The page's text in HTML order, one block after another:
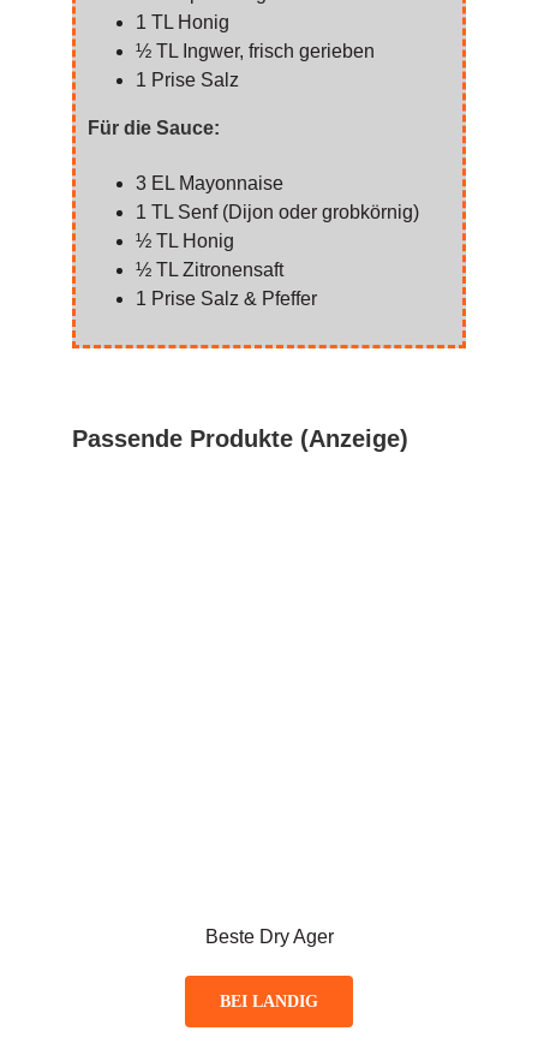
1 TL Honig
½ TL Ingwer, frisch gerieben
1 Prise Salz
Für die Sauce:
3 EL Mayonnaise
1 TL Senf (Dijon oder grobkörnig)
½ TL Honig
½ TL Zitronensaft
1 Prise Salz & Pfeffer
Passende Produkte (Anzeige)
Beste Dry Ager
BEI LANDIG